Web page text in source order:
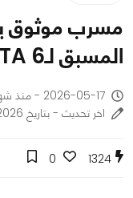
مسرب موثوق
المسبق لـGTA 6 غدًا
2026-05-17 - منذ شهرين
اخر تحديث - بتاريخ 2026-05-17
1324
0